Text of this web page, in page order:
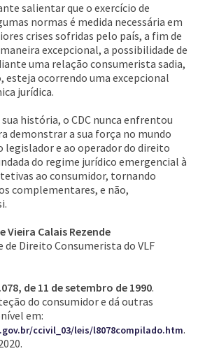
salientar que o exercício de
normas é medida necessária em
crises sofridas pelo país, a fim de
excepcional, a possibilidade de
uma relação consumerista sadia,
esteja ocorrendo uma excepcional
jurídica.
história, o CDC nunca enfrentou
demonstrar a sua força no mundo
legislador e ao operador do direito
do regime jurídico emergencial à
ao consumidor, tornando
complementares, e não,
Vieira Calais Rezende
de Direito Consumerista do VLF
de 11 de setembro de 1990.
do consumidor e dá outras
em:
ccivil_03/leis/l8078compilado.htm.